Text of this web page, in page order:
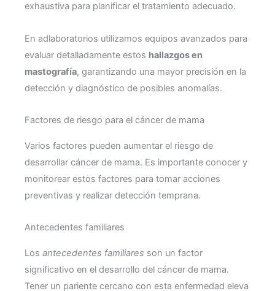
exhaustiva para planificar el tratamiento adecuado.
En adlaboratorios utilizamos equipos avanzados para
evaluar detalladamente estos hallazgos en
mastografía, garantizando una mayor precisión en la
detección y diagnóstico de posibles anomalías.
Factores de riesgo para el cáncer de mama
Varios factores pueden aumentar el riesgo de
desarrollar cáncer de mama. Es importante conocer y
monitorear estos factores para tomar acciones
preventivas y realizar detección temprana.
Antecedentes familiares
Los antecedentes familiares son un factor
significativo en el desarrollo del cáncer de mama.
Tener un pariente cercano con esta enfermedad eleva